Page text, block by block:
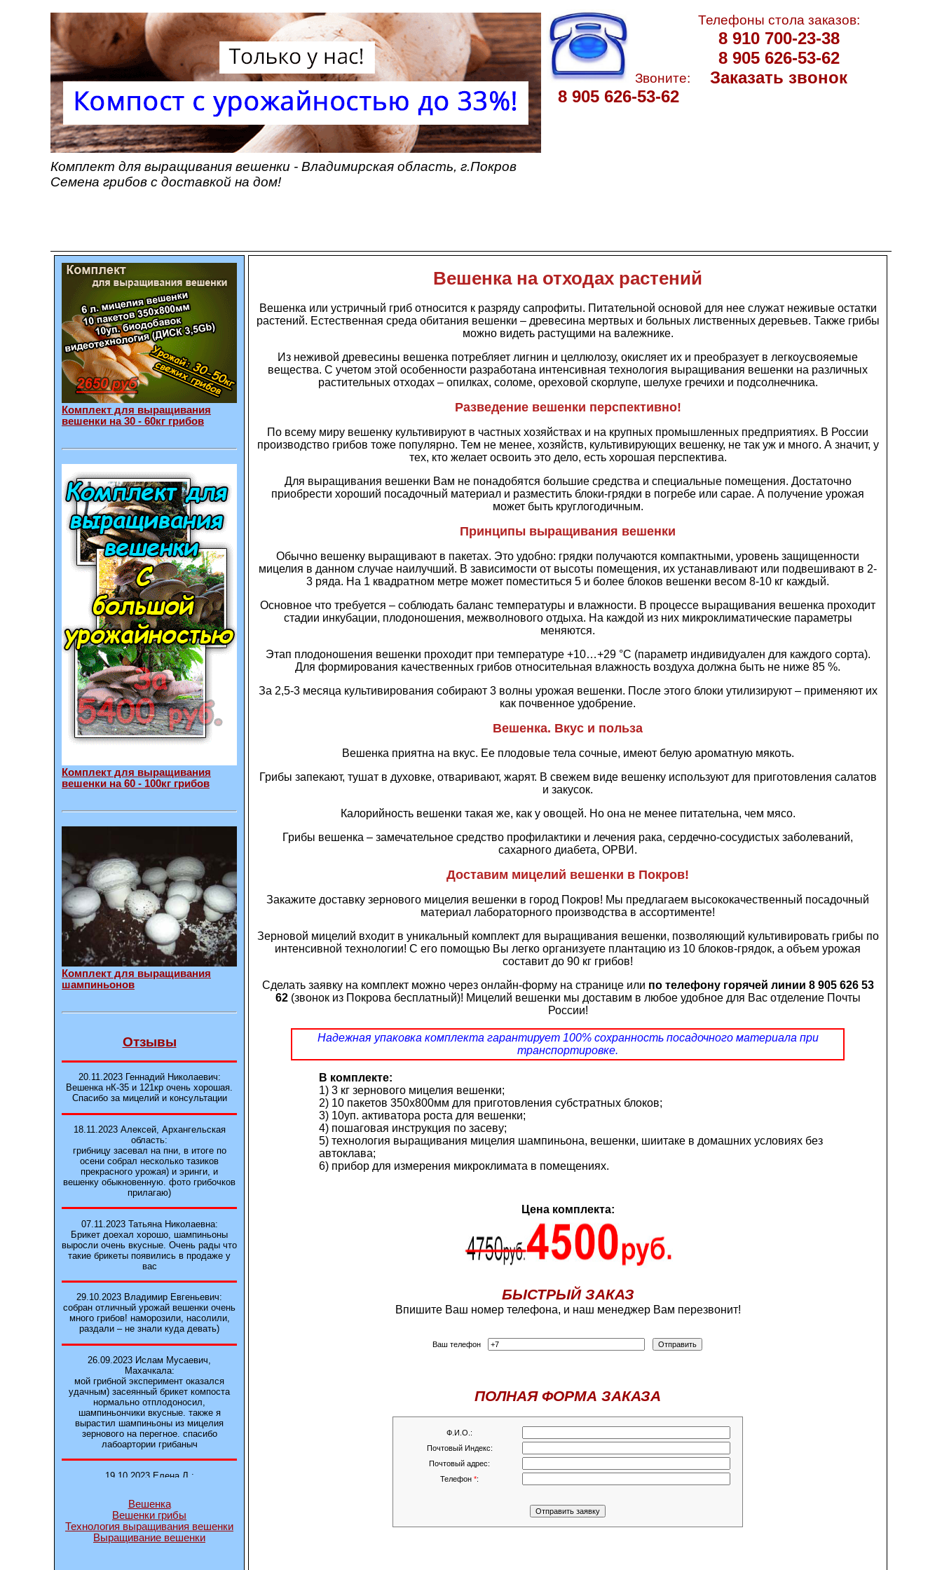
Звоните:
8 905 626-53-62
Телефоны стола заказов:
8 910 700-23-38
8 905 626-53-62
Заказать звонок
Комплект для выращивания вешенки - Владимирская область, г.Покров
Семена грибов с доставкой на дом!
Комплект для выращивания
вешенки на 30 - 60кг грибов
Комплект для выращивания
вешенки на 60 - 100кг грибов
Комплект для выращивания
шампиньонов
Отзывы
20.11.2023 Геннадий Николаевич:
Вешенка нК-35 и 121кp очень хорошая.
Спасибо за мицелий и консультации
18.11.2023 Алексей, Архангельская
область:
грибницу засевал на пни, в итоге по
осени собрал несколько тазиков
прекрасного урожая) и эринги, и
вешенку обыкновенную. фото грибочков
прилагаю)
07.11.2023 Татьяна Николаевна:
Брикет доехал хорошо, шампиньоны
выросли очень вкусные. Очень рады что
такие брикеты появились в продаже у
вас
29.10.2023 Владимир Евгеньевич:
собран отличный урожай вешенки очень
много грибов! наморозили, насолили,
раздали – не знали куда девать)
26.09.2023 Ислам Мусаевич,
Махачкала:
мой грибной эксперимент оказался
удачным) засеянный брикет компоста
нормально отплодоносил,
шампиньончики вкусные. также я
вырастил шампиньоны из мицелия
зернового на перегное. спасибо
лабоартории грибаныч
19.10.2023 Елена Л.:
2-3 волны
14.10.2023 Александр:
Вешенка
Вешенки грибы
Технология выращивания вешенки
Выращивание вешенки
Вешенка на отходах растений
Вешенка или устричный гриб относится к разряду сапрофиты. Питательной основой для нее служат неживые остатки
растений. Естественная среда обитания вешенки – древесина мертвых и больных лиственных деревьев. Также грибы
можно видеть растущими на валежнике.
Из неживой древесины вешенка потребляет лигнин и целлюлозу, окисляет их и преобразует в легкоусвояемые
вещества. С учетом этой особенности разработана интенсивная технология выращивания вешенки на различных
растительных отходах – опилках, соломе, ореховой скорлупе, шелухе гречихи и подсолнечника.
Разведение вешенки перспективно!
По всему миру вешенку культивируют в частных хозяйствах и на крупных промышленных предприятиях. В России
производство грибов тоже популярно. Тем не менее, хозяйств, культивирующих вешенку, не так уж и много. А значит, у
тех, кто желает освоить это дело, есть хорошая перспектива.
Для выращивания вешенки Вам не понадобятся большие средства и специальные помещения. Достаточно
приобрести хороший посадочный материал и разместить блоки-грядки в погребе или сарае. А получение урожая
может быть круглогодичным.
Принципы выращивания вешенки
Обычно вешенку выращивают в пакетах. Это удобно: грядки получаются компактными, уровень защищенности
мицелия в данном случае наилучший. В зависимости от высоты помещения, их устанавливают или подвешивают в 2-
3 ряда. На 1 квадратном метре может поместиться 5 и более блоков вешенки весом 8-10 кг каждый.
Основное что требуется – соблюдать баланс температуры и влажности. В процессе выращивания вешенка проходит
стадии инкубации, плодоношения, межволнового отдыха. На каждой из них микроклиматические параметры
меняются.
Этап плодоношения вешенки проходит при температуре +10…+29 °C (параметр индивидуален для каждого сорта).
Для формирования качественных грибов относительная влажность воздуха должна быть не ниже 85 %.
За 2,5-3 месяца культивирования собирают 3 волны урожая вешенки. После этого блоки утилизируют – применяют их
как почвенное удобрение.
Вешенка. Вкус и польза
Вешенка приятна на вкус. Ее плодовые тела сочные, имеют белую ароматную мякоть.
Грибы запекают, тушат в духовке, отваривают, жарят. В свежем виде вешенку используют для приготовления салатов
и закусок.
Калорийность вешенки такая же, как у овощей. Но она не менее питательна, чем мясо.
Грибы вешенка – замечательное средство профилактики и лечения рака, сердечно-сосудистых заболеваний,
сахарного диабета, ОРВИ.
Доставим мицелий вешенки в Покров!
Закажите доставку зернового мицелия вешенки в город Покров! Мы предлагаем высококачественный посадочный
материал лабораторного производства в ассортименте!
Зерновой мицелий входит в уникальный комплект для выращивания вешенки, позволяющий культивировать грибы по
интенсивной технологии! С его помощью Вы легко организуете плантацию из 10 блоков-грядок, а объем урожая
составит до 90 кг грибов!
Сделать заявку на комплект можно через онлайн-форму на странице или по телефону горячей линии 8 905 626 53
62(звонок из Покрова бесплатный)! Мицелий вешенки мы доставим в любое удобное для Вас отделение Почты
России!
Надежная упаковка комплекта гарантирует 100% сохранность посадочного материала при
транспортировке.
В комплекте:
1) 3 кг зернового мицелия вешенки;
2) 10 пакетов 350х800мм для приготовления субстратных блоков;
3) 10уп. активатора роста для вешенки;
4) пошаговая инструкция по засеву;
5) технология выращивания мицелия шампиньона, вешенки, шиитаке в домашних условиях без
автоклава;
6) прибор для измерения микроклимата в помещениях.
Цена комплекта:
БЫСТРЫЙ ЗАКАЗ
Впишите Ваш номер телефона, и наш менеджер Вам перезвонит!
Ваш телефон
ПОЛНАЯ ФОРМА ЗАКАЗА
Ф.И.О.:
Почтовый Индекс:
Почтовый адрес:
Телефон *: